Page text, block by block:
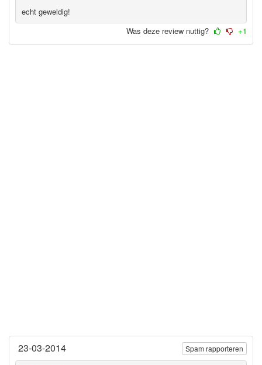
echt geweldig!
Was deze review nuttig?
+1
23-03-2014 Spam rapporteren